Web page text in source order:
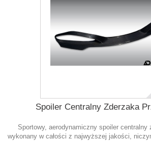
Spoiler Centralny Zderzaka
Sportowy, aerodynamiczny spoiler centralny
wykonany w całości z najwyższej jakości,